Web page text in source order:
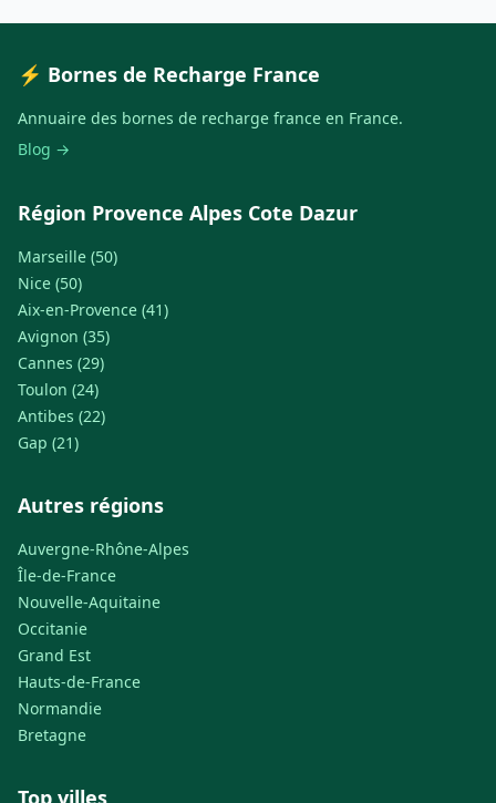
⚡ Bornes de Recharge France
Annuaire des bornes de recharge france en France.
Blog →
Région Provence Alpes Cote Dazur
Marseille (50)
Nice (50)
Aix-en-Provence (41)
Avignon (35)
Cannes (29)
Toulon (24)
Antibes (22)
Gap (21)
Autres régions
Auvergne-Rhône-Alpes
Île-de-France
Nouvelle-Aquitaine
Occitanie
Grand Est
Hauts-de-France
Normandie
Bretagne
Top villes